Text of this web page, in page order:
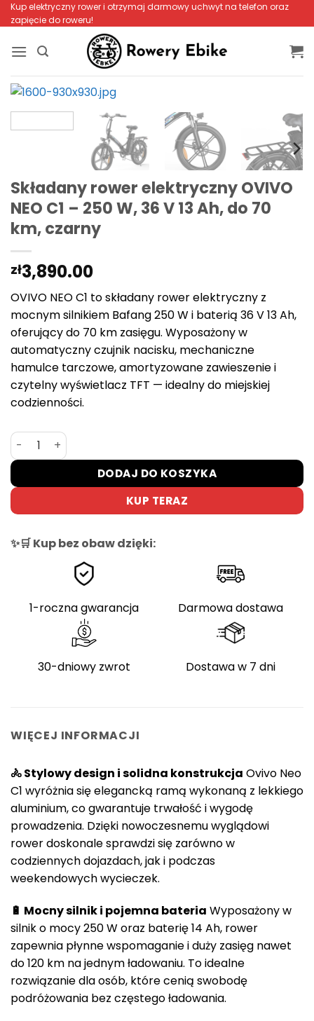
Przewiń
do
zawartości
Kup elektryczny rower i otrzymaj darmowy uchwyt na telefon oraz
zapięcie do roweru!
Składany rower elektryczny OVIVO
NEO C1 – 250 W, 36 V 13 Ah, do 70
km, czarny
zł3,890.00
OVIVO NEO C1 to składany rower elektryczny z
mocnym silnikiem Bafang 250 W i baterią 36 V 13 Ah,
oferujący do 70 km zasięgu. Wyposażony w
automatyczny czujnik nacisku, mechaniczne
hamulce tarczowe, amortyzowane zawieszenie i
czytelny wyświetlacz TFT — idealny do miejskiej
codzienności.
ilość Składany rower elektryczny OVIVO NEO C1 – 250 W,
DODAJ DO KOSZYKA
KUP TERAZ
✨🛒 Kup bez obaw dzięki:
1-roczna gwarancja Darmowa dostawa
30-dniowy zwrot Dostawa w 7 dni
WIĘCEJ INFORMACJI
🚴 Stylowy design i solidna konstrukcja Ovivo Neo
C1 wyróżnia się elegancką ramą wykonaną z lekkiego
aluminium, co gwarantuje trwałość i wygodę
prowadzenia. Dzięki nowoczesnemu wyglądowi
rower doskonale sprawdzi się zarówno w
codziennych dojazdach, jak i podczas
weekendowych wycieczek.
🔋 Mocny silnik i pojemna bateria Wyposażony w
silnik o mocy 250 W oraz baterię 14 Ah, rower
zapewnia płynne wspomaganie i duży zasięg nawet
do 120 km na jednym ładowaniu. To idealne
rozwiązanie dla osób, które cenią swobodę
podróżowania bez częstego ładowania.